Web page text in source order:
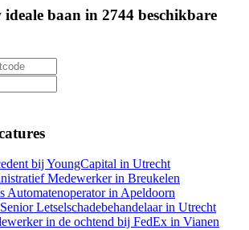
baan in 2744 beschikbare
bij YoungCapital in Utrecht
Medewerker in Breukelen
Automatenoperator in Apeldoorn
Letselschadebehandelaar in Utrecht
in de ochtend bij FedEx in Vianen